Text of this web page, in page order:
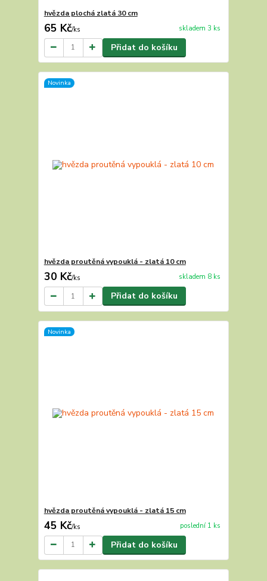
hvězda plochá zlatá 30 cm
65 Kč/ks skladem 3 ks
Přidat do košíku
Novinka
hvězda proutěná vypouklá - zlatá 10 cm
30 Kč/ks skladem 8 ks
Přidat do košíku
Novinka
hvězda proutěná vypouklá - zlatá 15 cm
45 Kč/ks poslední 1 ks
Přidat do košíku